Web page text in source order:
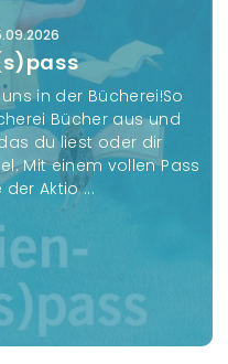
in der Bücherei!So
Bücher aus und
du liest oder dir
Mit einem vollen Pass
Aktio ...